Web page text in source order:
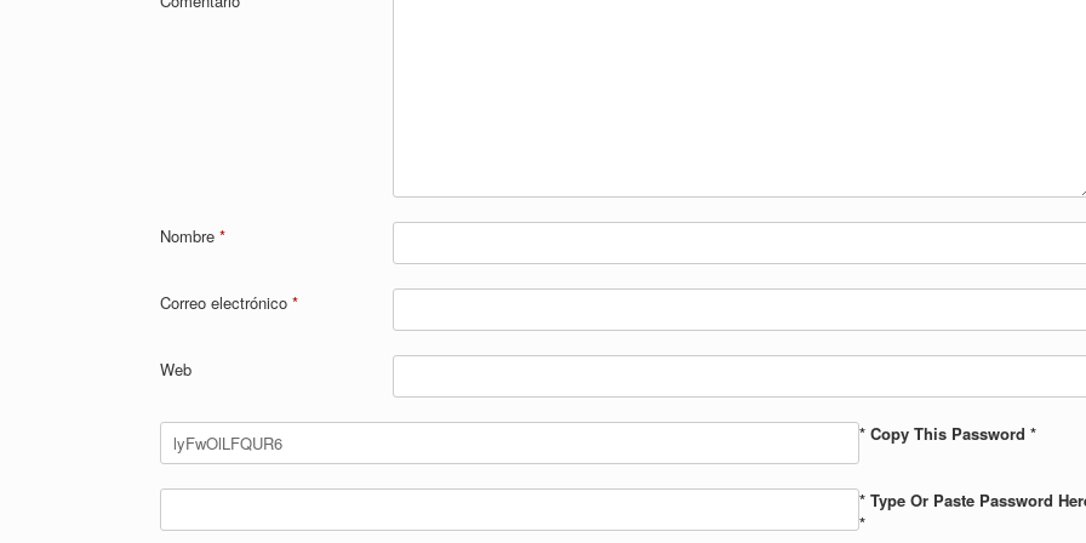
Nombre *
Correo electrónico *
Web
* Copy This Password *
* Type Or Paste Password
*